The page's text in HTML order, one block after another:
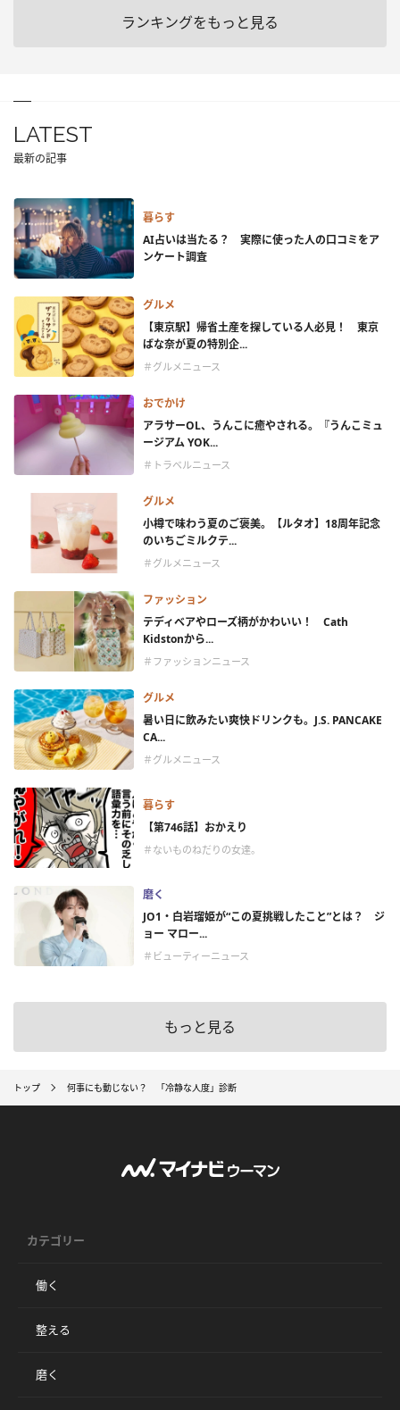
ランキングをもっと見る
LATEST
最新の記事
暮らす
AI占いは当たる？ 実際に使った人の口コミをア
ンケート調査
グルメ
【東京駅】帰省土産を探している人必見！ 東京
ばな奈が夏の特別企...
＃グルメニュース
おでかけ
アラサーOL、うんこに癒やされる。『うんこミュ
ージアム YOK...
＃トラベルニュース
グルメ
小樽で味わう夏のご褒美。【ルタオ】18周年記念
のいちごミルクテ...
＃グルメニュース
ファッション
テディベアやローズ柄がかわいい！ Cath
Kidstonから...
＃ファッションニュース
グルメ
暑い日に飲みたい爽快ドリンクも。J.S. PANCAKE
CA...
＃グルメニュース
暮らす
【第746話】おかえり
＃ないものねだりの女達。
磨く
JO1・白岩瑠姫が“この夏挑戦したこと”とは？ ジ
ョー マロー...
＃ビューティーニュース
もっと見る
トップ 何事にも動じない？ 「冷静な人度」診断
カテゴリー
働く
整える
磨く